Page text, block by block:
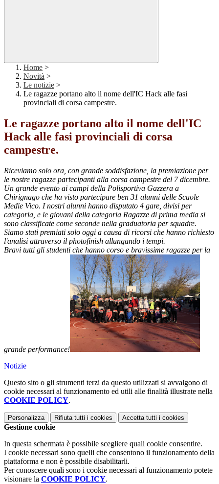
Home >
Novità >
Le notizie >
Le ragazze portano alto il nome dell'IC Hack alle fasi
provinciali di corsa campestre.
Le ragazze portano alto il nome dell'IC
Hack alle fasi provinciali di corsa
campestre.
Riceviamo solo ora, con grande soddisfazione, la premiazione per
le nostre ragazze partecipanti alla corsa campestre del 7 dicembre.
Un grande evento ai campi della Polisportiva Gazzera a
Chirignago che ha visto partecipare ben 31 alunni delle Scuole
Medie Vico. I nostri alunni hanno disputato 4 gare, divisi per
categoria, e le giovani della categoria Ragazze di prima media si
sono classificate come seconde nella graduatoria per squadre.
Siamo stati premiati solo oggi a causa di ricorsi che hanno richiesto
l'analisi attraverso il photofinish allungando i tempi.
Bravi tutti gli studenti che hanno corso e bravissime ragazze per la
grande performance!
Notizie
Questo sito o gli strumenti terzi da questo utilizzati si avvalgono di
cookie necessari al funzionamento ed utili alle finalità illustrate nella
COOKIE POLICY.
Personalizza Rifiuta tutti i cookies Accetta tutti i cookies
Gestione cookie
In questa schermata è possibile scegliere quali cookie consentire.
I cookie necessari sono quelli che consentono il funzionamento della
piattaforma e non è possibile disabilitarli.
Per conoscere quali sono i cookie necessari al funzionamento potete
visionare la COOKIE POLICY.